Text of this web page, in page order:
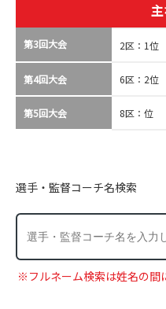
第3回大会 2区：1位
第4回大会 6区：2位
第5回大会 8区：位
選手・監督コーチ名検索
※フルネーム検索は姓名の間